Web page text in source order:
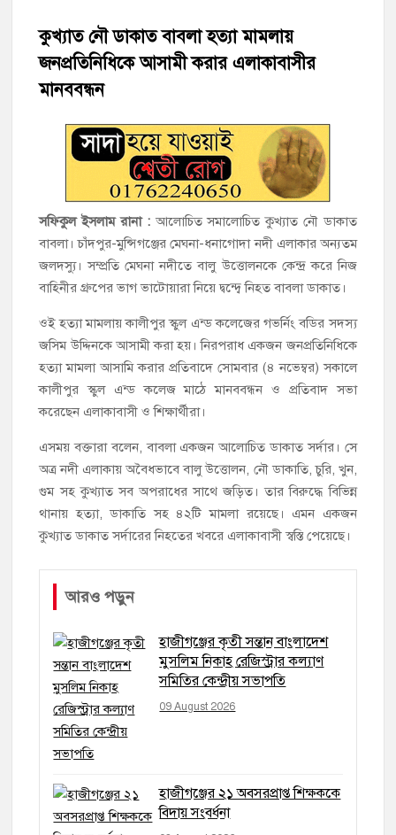
হাজীগঞ্জের টোরাগড় কাজী বাড়ি সড়কে রহিমা ভবনের প্রধান ফটক লক
করে চুরির চেষ্টা
হাজীগঞ্জ পৌরসভার মেয়র প্রার্থী অ্যাড. টিটু টোরাগড় পূর্বপাড়া জামে
মসজিদে জুমা আদায়
হাজীগঞ্জে শিক্ষার্থীদের লেখাপড়ার মানোন্নয়নে ও উপস্থিতি নিশ্চিতকরণে
হাজীগঞ্জে অস্বাস্থ্যকর পরিবেশে খাবার প্রস্তুত: ২ হোটেলকে ৪৫ হাজার
টাকা জরিমানা
হাজীগঞ্জে ৬ বছরের শিশুকে ধর্ষণের অভিযোগে কেয়ারটেকার আটক
কুখ্যাত নৌ ডাকাত বাবলা হত্যা মামলায়
জনপ্রতিনিধিকে আসামী করার এলাকাবাসীর
মানববন্ধন
সফিকুল ইসলাম রানা : আলোচিত সমালোচিত কুখ্যাত নৌ ডাকাত
বাবলা। চাঁদপুর-মুন্সিগঞ্জের মেঘনা-ধনাগোদা নদী এলাকার অন্যতম
জলদস্যু। সম্প্রতি মেঘনা নদীতে বালু উত্তোলনকে কেন্দ্র করে নিজ
বাহিনীর গ্রুপের ভাগ ভাটোয়ারা নিয়ে দ্বন্দ্বে নিহত বাবলা ডাকাত।
ওই হত্যা মামলায় কালীপুর স্কুল এন্ড কলেজের গভর্নিং বডির সদস্য
জসিম উদ্দিনকে আসামী করা হয়। নিরপরাধ একজন জনপ্রতিনিধিকে
হত্যা মামলা আসামি করার প্রতিবাদে সোমবার (৪ নভেম্বর) সকালে
কালীপুর স্কুল এন্ড কলেজ মাঠে মানববন্ধন ও প্রতিবাদ সভা
করেছেন এলাকাবাসী ও শিক্ষার্থীরা।
এসময় বক্তারা বলেন, বাবলা একজন আলোচিত ডাকাত সর্দার। সে
অত্র নদী এলাকায় অবৈধভাবে বালু উত্তোলন, নৌ ডাকাতি, চুরি, খুন,
গুম সহ কুখ্যাত সব অপরাধের সাথে জড়িত। তার বিরুদ্ধে বিভিন্ন
থানায় হত্যা, ডাকাতি সহ ৪২টি মামলা রয়েছে। এমন একজন
কুখ্যাত ডাকাত সর্দারের নিহতের খবরে এলাকাবাসী স্বস্তি পেয়েছে।
আরও পড়ুন
হাজীগঞ্জের কৃতী সন্তান বাংলাদেশ
মুসলিম নিকাহ রেজিস্ট্রার কল্যাণ
সমিতির কেন্দ্রীয় সভাপতি
09 August 2026
হাজীগঞ্জের ২১ অবসরপ্রাপ্ত শিক্ষককে
বিদায় সংবর্ধনা